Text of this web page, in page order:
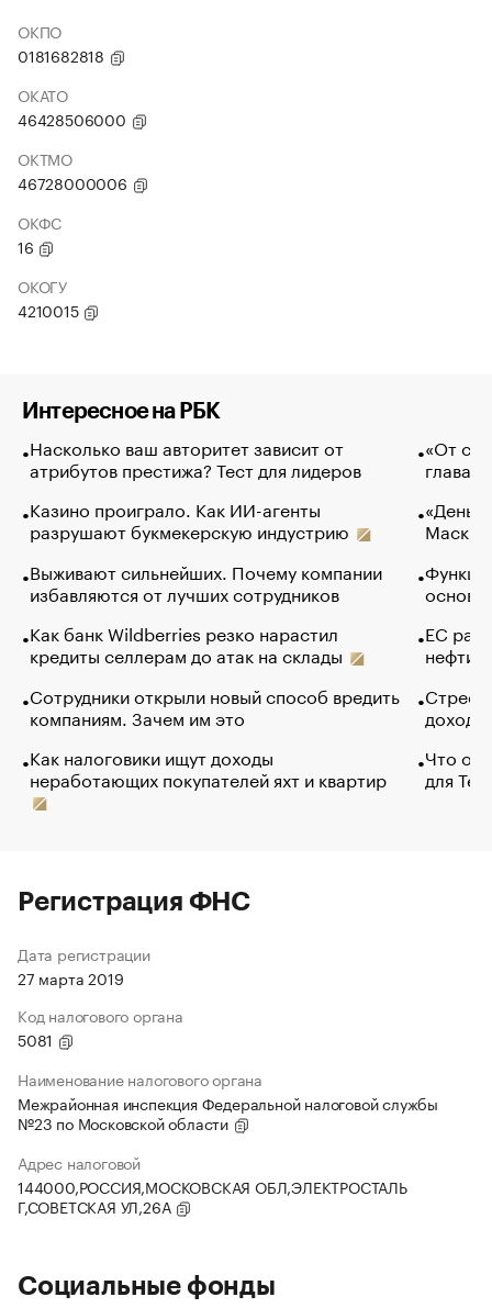
ОКПО
0181682818
ОКАТО
46428506000
ОКТМО
46728000006
ОКФС
16
ОКОГУ
4210015
Интересное на РБК
Насколько ваш авторитет зависит от
атрибутов престижа? Тест для лидеров
Казино проиграло. Как ИИ-агенты
разрушают букмекерскую индустрию
Выживают сильнейших. Почему компании
избавляются от лучших сотрудников
Как банк Wildberries резко нарастил
кредиты селлерам до атак на склады
Сотрудники открыли новый способ вредить
компаниям. Зачем им это
Как налоговики ищут доходы
неработающих покупателей яхт и квартир
«От
глава
Маск в
основ
ЕС
нефти
Что
для
Регистрация ФНС
Дата регистрации
27 марта 2019
Код налогового органа
5081
Наименование налогового органа
Межрайонная инспекция Федеральной налоговой службы
№23 по Московской области
Адрес налоговой
144000,РОССИЯ,МОСКОВСКАЯ ОБЛ,ЭЛЕКТРОСТАЛЬ
Г,СОВЕТСКАЯ УЛ,26А
Социальные фонды